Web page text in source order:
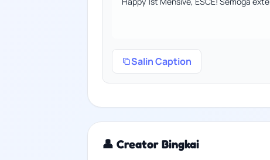
Salin Caption
👤 Creator Bingkai